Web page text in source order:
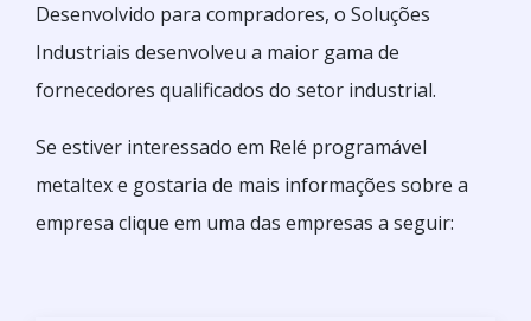
Desenvolvido para compradores, o Soluções
Industriais desenvolveu a maior gama de
fornecedores qualificados do setor industrial.
Se estiver interessado em Relé programável
metaltex e gostaria de mais informações sobre a
empresa clique em uma das empresas a seguir: